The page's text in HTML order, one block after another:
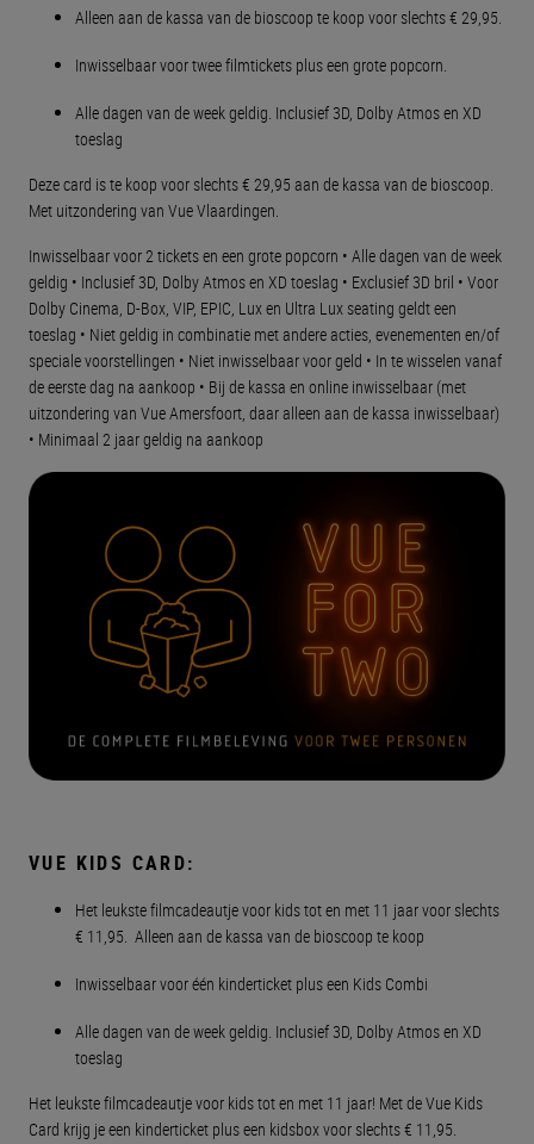
Alleen aan de kassa van de bioscoop te koop voor slechts € 29,95.
Inwisselbaar voor twee filmtickets plus een grote popcorn.
Alle dagen van de week geldig. Inclusief 3D, Dolby Atmos en XD
toeslag
Deze card is te koop voor slechts € 29,95 aan de kassa van de bioscoop.
Met uitzondering van Vue Vlaardingen.
Inwisselbaar voor 2 tickets en een grote popcorn • Alle dagen van de week
geldig • Inclusief 3D, Dolby Atmos en XD toeslag • Exclusief 3D bril • Voor
Dolby Cinema, D-Box, VIP, EPIC, Lux en Ultra Lux seating geldt een
toeslag • Niet geldig in combinatie met andere acties, evenementen en/of
speciale voorstellingen • Niet inwisselbaar voor geld • In te wisselen vanaf
de eerste dag na aankoop • Bij de kassa en online inwisselbaar (met
uitzondering van Vue Amersfoort, daar alleen aan de kassa inwisselbaar)
• Minimaal 2 jaar geldig na aankoop
VUE KIDS CARD:
Het leukste filmcadeautje voor kids tot en met 11 jaar voor slechts
€ 11,95. Alleen aan de kassa van de bioscoop te koop
Inwisselbaar voor één kinderticket plus een Kids Combi
Alle dagen van de week geldig. Inclusief 3D, Dolby Atmos en XD
toeslag
Het leukste filmcadeautje voor kids tot en met 11 jaar! Met de Vue Kids
Card krijg je een kinderticket plus een kidsbox voor slechts € 11,95.